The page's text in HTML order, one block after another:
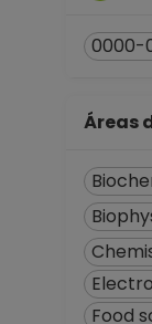
0000-
Áreas
Food